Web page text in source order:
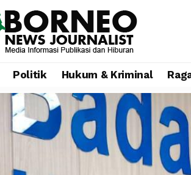
Politik Hukum & Kriminal